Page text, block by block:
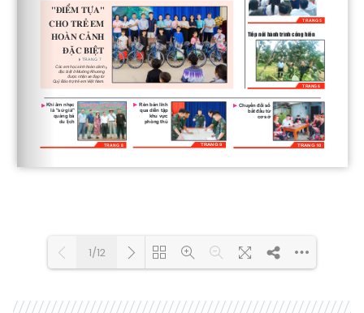
Loading PDF 100% ...
1/12